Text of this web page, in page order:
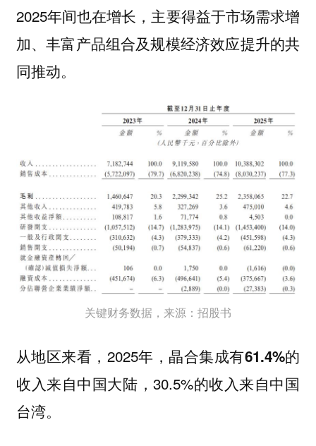
2025年间也在增长，主要得益于市场需求增
加、丰富产品组合及规模经济效应提升的共
同推动。
关键财务数据，来源：招股书
从地区来看，2025年， 晶合集成有61.4%的
收入来自中国大陆 ，30.5%的收入来自中国
台湾。